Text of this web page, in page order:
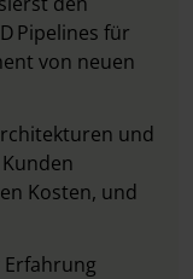
Pipelines für
von neuen
und
Kosten, und